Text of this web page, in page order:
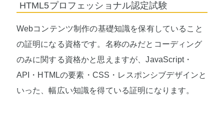
HTML5プロフェッショナル認定試験
Webコンテンツ制作の基礎知識を保有していること
の証明になる資格です。名称のみだとコーディング
のみに関する資格かと思えますが、JavaScript・
API・HTMLの要素・CSS・レスポンシブデザインと
いった、幅広い知識を得ている証明になります。